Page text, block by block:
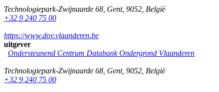
Technologiepark-Zwijnaarde 68 Gent, 9052 België
+32 9 240 75 00
https://www.dov.vlaanderen.be
uitgever
Ondersteunend Centrum Databank Ondergrond Vlaanderen
Technologiepark-Zwijnaarde 68 Gent, 9052 België
+32 9 240 75 00